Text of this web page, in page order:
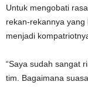
Untuk mengobati
rekan-rekannya yang
menjadi
“Saya sudah sangat
tim. Bagaimana